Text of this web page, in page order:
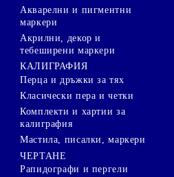
Акварелни и пигментни
маркери
Акрилни, декор и
тебеширени маркери
КАЛИГРАФИЯ
Перца и дръжки за тях
Класически пера и четки
Комплекти и хартии за
калиграфия
Мастила, писалки, маркери
ЧЕРТАНЕ
Рапидографи и пергели